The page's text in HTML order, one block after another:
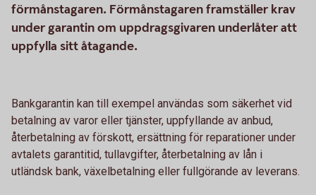
förmånstagaren. Förmånstagaren framställer krav
under garantin om uppdragsgivaren underlåter att
uppfylla sitt åtagande.
Bankgarantin kan till exempel användas som säkerhet vid
betalning av varor eller tjänster, uppfyllande av anbud,
återbetalning av förskott, ersättning för reparationer under
avtalets garantitid, tullavgifter, återbetalning av lån i
utländsk bank, växelbetalning eller fullgörande av leverans.